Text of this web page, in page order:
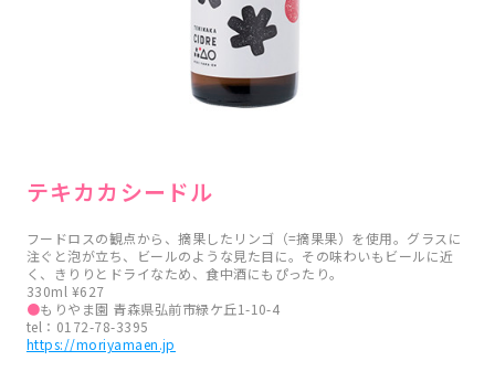
テキカカシードル
フードロスの観点から、摘果したリンゴ（=摘果果）を使用。グラスに
注ぐと泡が立ち、ビールのような見た目に。その味わいもビールに近
く、きりりとドライなため、食中酒にもぴったり。
330ml ¥627
●もりやま園 青森県弘前市緑ケ丘1-10-4
tel：0172-78-3395
https://moriyamaen.jp